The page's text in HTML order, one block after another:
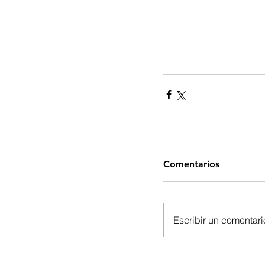
Comentarios
Escribir un